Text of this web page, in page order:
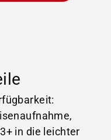
in die leichter